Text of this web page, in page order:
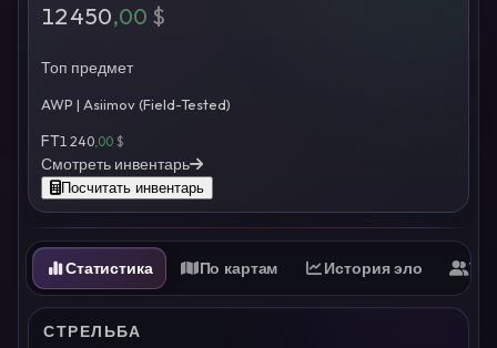
12 450,00 $
Топ предмет
AWP | Asiimov (Field-Tested)
FT1 240,00 $
Смотреть инвентарь
Посчитать инвентарь
Статистика По картам История эло
СТРЕЛЬБА